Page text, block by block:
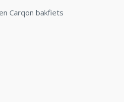
Carqon bakfiets